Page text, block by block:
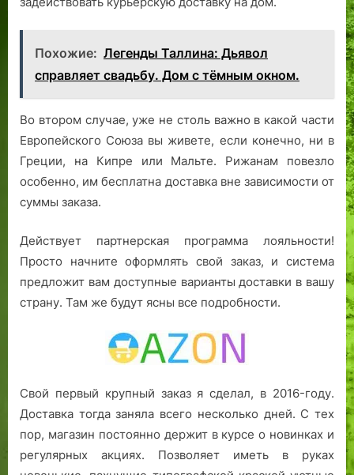
Похожие: Легенды Таллина: Дьявол
справляет свадьбу. Дом с тёмным окном.
Во втором случае, уже не столь важно в какой части
Европейского Союза вы живете, если конечно, ни в
Греции, на Кипре или Мальте. Рижанам повезло
особенно, им бесплатна доставка вне зависимости от
суммы заказа.
Действует партнерская программа лояльности!
Просто начните оформлять свой заказ, и система
предложит вам доступные варианты доставки в вашу
страну. Там же будут ясны все подробности.
Свой первый крупный заказ я сделал, в 2016-году.
Доставка тогда заняла всего несколько дней. С тех
пор, магазин постоянно держит в курсе о новинках и
регулярных акциях. Позволяет иметь в руках